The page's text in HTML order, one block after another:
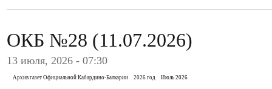
ОКБ №28 (11.07.2026)
13 июля, 2026 - 07:30
Архив газет Официальной Кабардино-Балкарии 2026 год Июль 2026